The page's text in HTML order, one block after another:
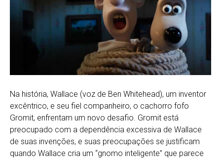
Na história, Wallace (voz de Ben Whitehead), um inventor
excêntrico, e seu fiel companheiro, o cachorro fofo
Gromit, enfrentam um novo desafio. Gromit está
preocupado com a dependência excessiva de Wallace
de suas invenções, e suas preocupações se justificam
quando Wallace cria um “gnomo inteligente” que parece